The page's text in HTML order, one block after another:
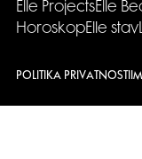
Elle ProjectsElle
HoroskopElle stav
POLITIKA PRIVATNOSTI